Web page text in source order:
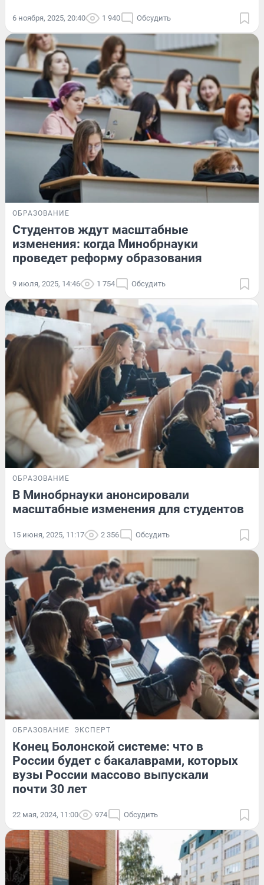
6 ноября, 2025, 20:40 1 940 Обсудить
ОБРАЗОВАНИЕ
Студентов ждут масштабные
изменения: когда Минобрнауки
проведет реформу образования
9 июля, 2025, 14:46 1 754 Обсудить
ОБРАЗОВАНИЕ
В Минобрнауки анонсировали
масштабные изменения для студентов
15 июня, 2025, 11:17 2 356 Обсудить
ОБРАЗОВАНИЕ ЭКСПЕРТ
Конец Болонской системе: что в
России будет с бакалаврами, которых
вузы России массово выпускали
почти 30 лет
22 мая, 2024, 11:00 974 Обсудить